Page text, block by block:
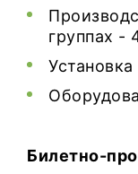
группах -
Билетно-